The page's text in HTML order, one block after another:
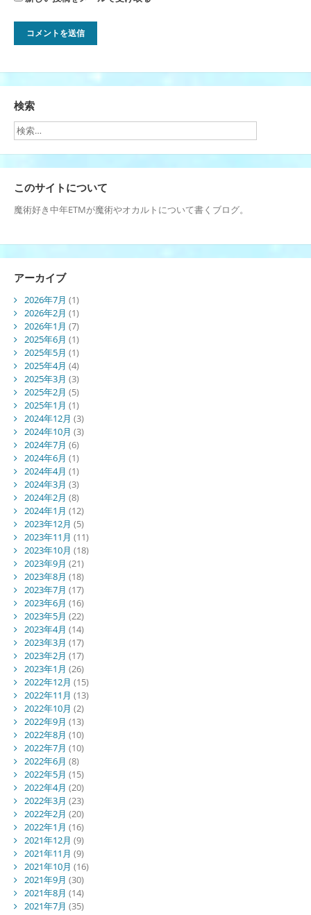
検索
このサイトについて
魔術好き中年ETMが魔術やオカルトについて書くブログ。
アーカイブ
2026年7月 (1)
2026年2月 (1)
2026年1月 (7)
2025年6月 (1)
2025年5月 (1)
2025年4月 (4)
2025年3月 (3)
2025年2月 (5)
2025年1月 (1)
2024年12月 (3)
2024年10月 (3)
2024年7月 (6)
2024年6月 (1)
2024年4月 (1)
2024年3月 (3)
2024年2月 (8)
2024年1月 (12)
2023年12月 (5)
2023年11月 (11)
2023年10月 (18)
2023年9月 (21)
2023年8月 (18)
2023年7月 (17)
2023年6月 (16)
2023年5月 (22)
2023年4月 (14)
2023年3月 (17)
2023年2月 (17)
2023年1月 (26)
2022年12月 (15)
2022年11月 (13)
2022年10月 (2)
2022年9月 (13)
2022年8月 (10)
2022年7月 (10)
2022年6月 (8)
2022年5月 (15)
2022年4月 (20)
2022年3月 (23)
2022年2月 (20)
2022年1月 (16)
2021年12月 (9)
2021年11月 (9)
2021年10月 (16)
2021年9月 (30)
2021年8月 (14)
2021年7月 (35)